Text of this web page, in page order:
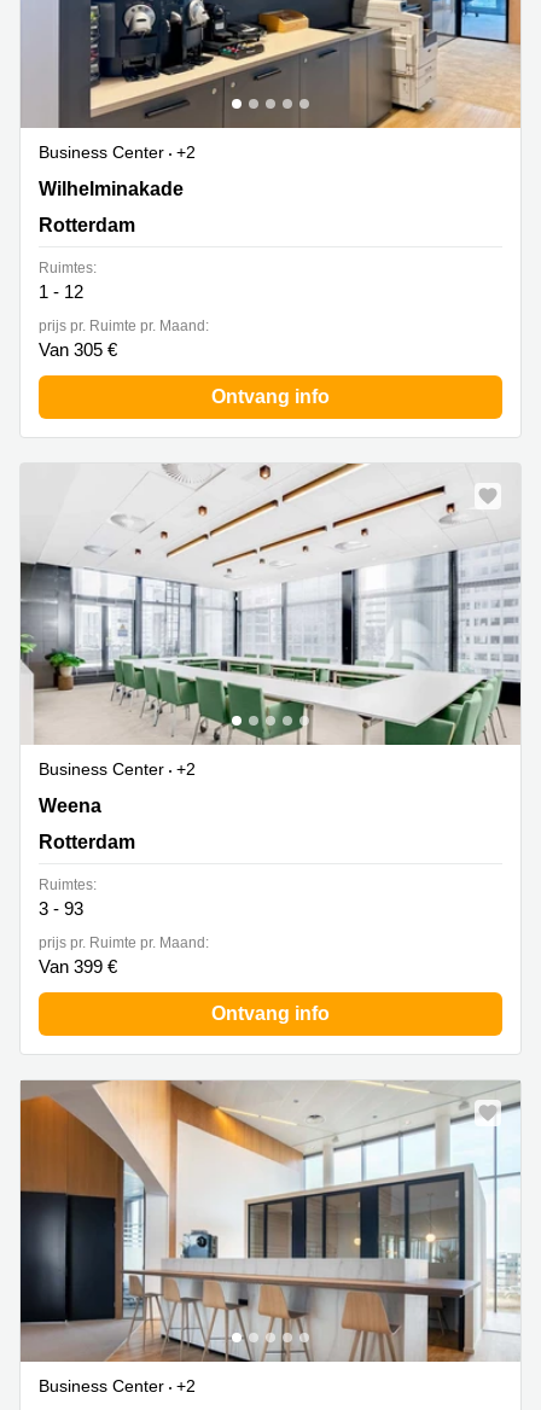
Business Center
+2
Wilhelminakade 173, Rotterdam
Wilhelminakade
Rotterdam
Ruimtes:
1 - 12
prijs pr. Ruimte pr. Maand:
Van 305 €
Ontvang info
Business Center
+2
Weena 505, Rotterdam
Weena
Rotterdam
Ruimtes:
3 - 93
prijs pr. Ruimte pr. Maand:
Van 399 €
Ontvang info
Business Center
+2